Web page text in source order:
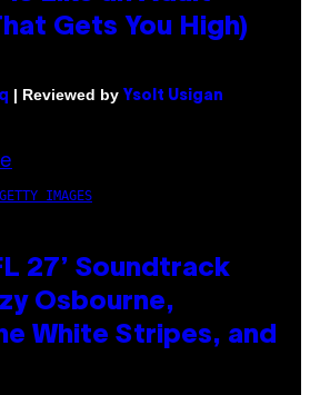
Gets You High)
| Reviewed by Ysolt Usigan
IMAGES
27’ Soundtrack
Osbourne,
White Stripes, and